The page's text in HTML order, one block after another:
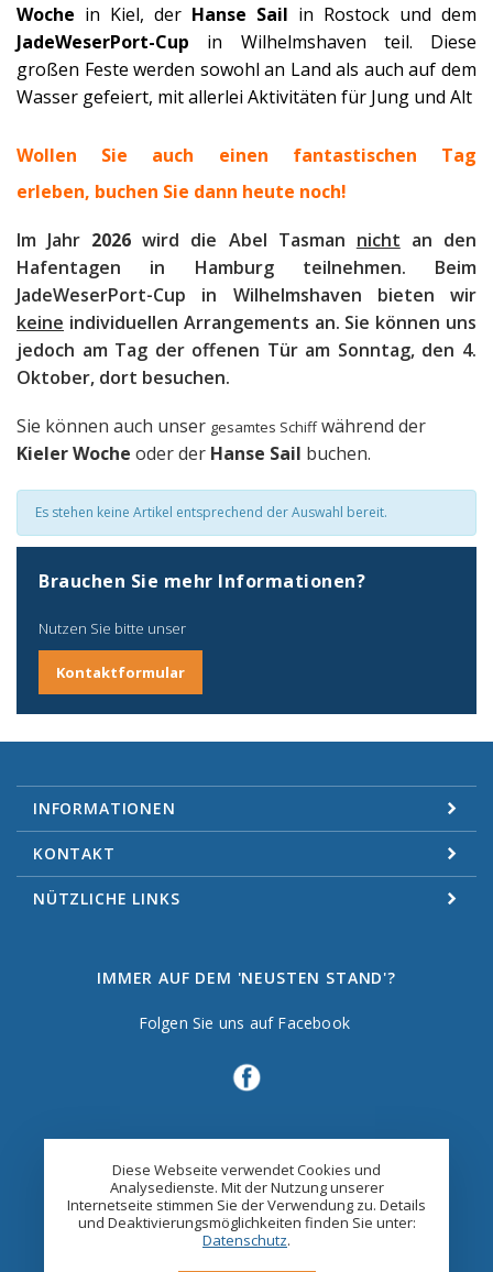
Woche in Kiel, der Hanse Sail in Rostock und dem
JadeWeserPort-Cup in Wilhelmshaven teil. Diese
großen Feste werden sowohl an Land als auch auf dem
Wasser gefeiert, mit allerlei Aktivitäten für Jung und Alt
Wollen Sie auch einen fantastischen Tag
erleben, buchen Sie dann heute noch!
Im Jahr 2026 wird die Abel Tasman nicht an den
Hafentagen in Hamburg teilnehmen. Beim
JadeWeserPort-Cup in Wilhelmshaven bieten wir
keine individuellen Arrangements an. Sie können uns
jedoch am Tag der offenen Tür am Sonntag, den 4.
Oktober, dort besuchen.
Sie können auch unser gesamtes Schiffwährend der
Kieler Woche oder der Hanse Sail buchen.
Es stehen keine Artikel entsprechend der Auswahl bereit.
Brauchen Sie mehr Informationen?
Nutzen Sie bitte unser
Kontaktformular
INFORMATIONEN
KONTAKT
NÜTZLICHE LINKS
IMMER AUF DEM 'NEUSTEN STAND'?
Folgen Sie uns auf Facebook
Diese Webseite verwendet Cookies und
Analysedienste. Mit der Nutzung unserer
Internetseite stimmen Sie der Verwendung zu. Details
und Deaktivierungsmöglichkeiten finden Sie unter:
Datenschutz.